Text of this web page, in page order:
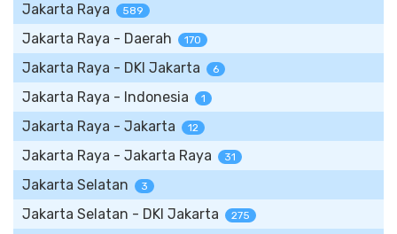
Jakarta Raya 589
Jakarta Raya - Daerah 170
Jakarta Raya - DKI Jakarta 6
Jakarta Raya - Indonesia 1
Jakarta Raya - Jakarta 12
Jakarta Raya - Jakarta Raya 31
Jakarta Selatan 3
Jakarta Selatan - DKI Jakarta 275